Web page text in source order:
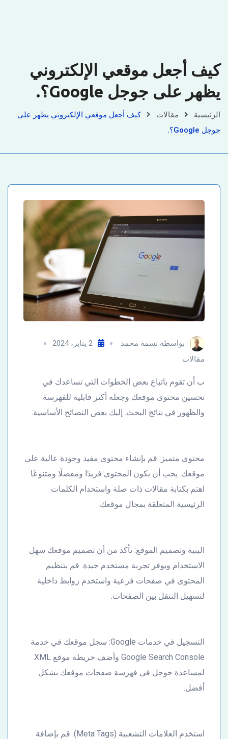
كيف أجعل موقعي الإلكتروني
يظهر على جوجل Google؟.
الرئيسية مقالات
كيف أجعل موقعي الإلكتروني يظهر على
جوجل Google؟.
بواسطة نسمة محمد
2 يناير، 2024
مقالات
ب أن تقوم باتباع بعض الخطوات التي تساعدك في
تحسين محتوى موقعك وجعله أكثر قابلية للفهرسة
والظهور في نتائج البحث. إليك بعض النصائح الأساسية:
محتوى متميز: قم بإنشاء محتوى مفيد وجودة عالية على
موقعك. يجب أن يكون المحتوى فريدًا ومفصلًا ومتنوعًا.
اهتم بكتابة مقالات ذات صلة واستخدام الكلمات
الرئيسية المتعلقة بمجال موقعك.
البنية وتصميم الموقع: تأكد من أن تصميم موقعك سهل
الاستخدام ويوفر تجربة مستخدم جيدة. قم بتنظيم
المحتوى في صفحات فرعية واستخدم روابط داخلية
لتسهيل التنقل بين الصفحات.
التسجيل في خدمات Google: سجل موقعك في خدمة
Google Search Console وأضف خريطة موقع XML
لمساعدة جوجل في فهرسة صفحات موقعك بشكل
أفضل.
استخدم العلامات التشعبية (Meta Tags): قم بإضافة